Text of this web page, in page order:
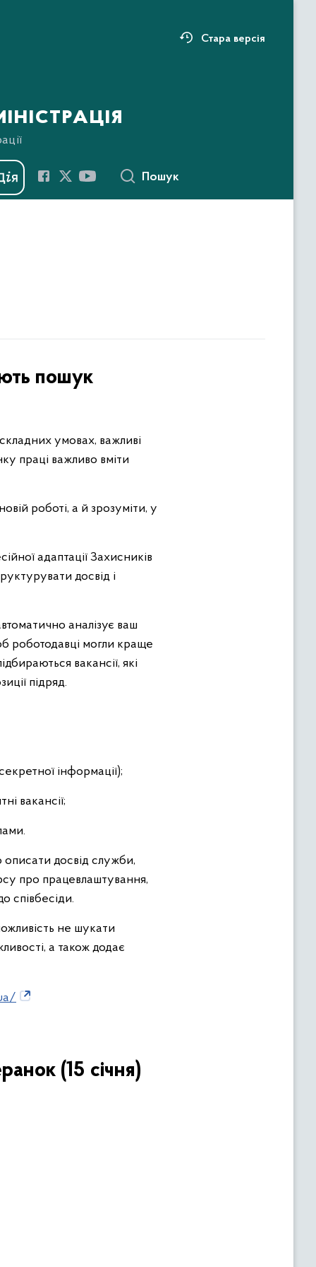
Стара версія
Пошук
пошук
умовах, важливі
праці важливо вміти
роботі, а й зрозуміти, у
адаптації Захисників
досвід і
аналізує ваш
роботодавці могли краще
вакансії, які
підряд.
інформації);
вакансії;
досвід служби,
про працевлаштування,
співбесіди.
не шукати
а також додає
(15 січня)